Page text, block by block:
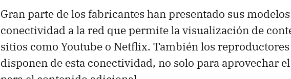
Gran parte de los fabricantes han presentado sus
conectividad a la red que permite la visualización de
sitios como Youtube o Netflix. También los
disponen de esta conectividad, no solo para aprovechar